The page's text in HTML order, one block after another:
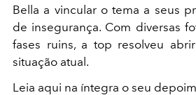
Bella a vincular o tema a seus
de insegurança. Com diversas
fases ruins, a top resolveu
situação atual.
Leia aqui na íntegra o seu